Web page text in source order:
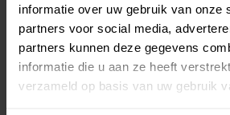
informatie over uw gebruik van onze
partners voor social media,
partners kunnen deze gegevens
informatie die u aan ze heeft
verzameld op basis van uw gebruik